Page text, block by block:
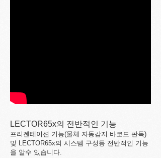
LECTOR65x의 전반적인 기능
프리젠테이션 기능(물체 자동감지 바코드 판독)
및 LECTOR65x의 시스템 구성등 전반적인 기능
을 알수 있습니다.